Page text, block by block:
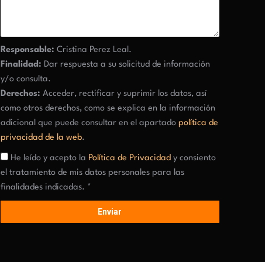
Responsable: Cristina Perez Leal.
Finalidad: Dar respuesta a su solicitud de información
y/o consulta.
Derechos: Acceder, rectificar y suprimir los datos, así
como otros derechos, como se explica en la información
adicional que puede consultar en el apartadopolítica de
privacidad de la web.
He leído y acepto la Política de Privacidad y consiento
el tratamiento de mis datos personales para las
finalidades indicadas. *
Enviar